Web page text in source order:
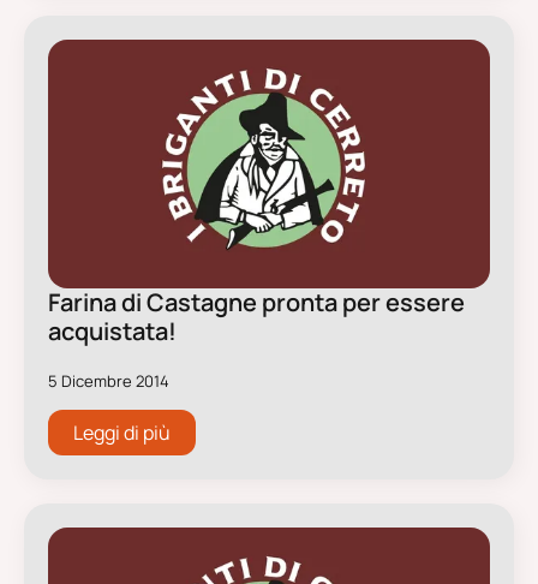
Farina di Castagne pronta per essere
acquistata!
5 Dicembre 2014
Leggi di più